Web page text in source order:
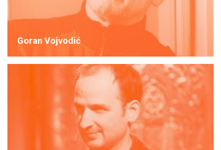
Goran Vojvodić